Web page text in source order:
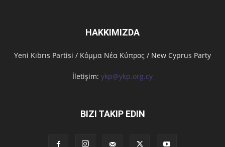
HAKKIMIZDA
Υeni Kıbrıs Partisi / Κόμμα Νέα Κύπρος / New Cyprus Party
İletişim: ykp@ykp.org.cy
BIZI TAKIP EDIN